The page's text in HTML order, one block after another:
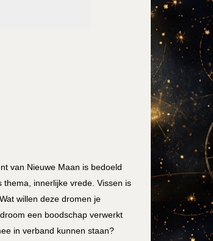
van Nieuwe Maan is bedoeld
innerlijke vrede. Vissen is
willen deze dromen je
een boodschap verwerkt
in verband kunnen staan?